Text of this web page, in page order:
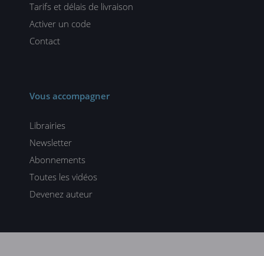
Tarifs et délais de livraison
Activer un code
Contact
Vous accompagner
Librairies
Newsletter
Abonnements
Toutes les vidéos
Devenez auteur